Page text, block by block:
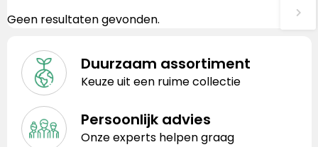
Geen resultaten gevonden.
Duurzaam assortiment
Keuze uit een ruime collectie
Persoonlijk advies
Onze experts helpen graag